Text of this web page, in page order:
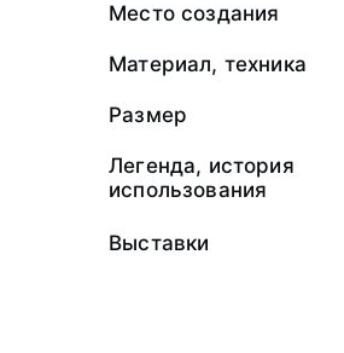
Место создания
Материал, техника
Размер
Легенда, история
использования
Выставки